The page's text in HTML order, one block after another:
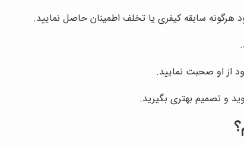
هرگونه سابقه کیفری یا تخلف اطمینان حاصل نمایید.
از او صحبت نمایید.
و تصمیم بهتری بگیرید.